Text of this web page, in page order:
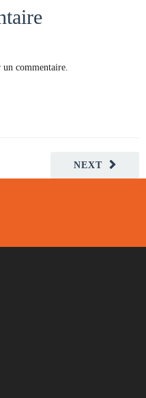
commentaire.
NEXT